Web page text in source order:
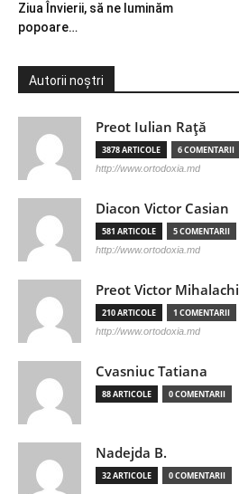
Ziua Învierii, să ne luminăm
popoare…
Autorii noștri
Preot Iulian Raţă
3878 ARTICOLE 6 COMENTARII
http://www.ortodoxia.md
Diacon Victor Casian
581 ARTICOLE 5 COMENTARII
http://www.ortodoxia.md
Preot Victor Mihalachi
210 ARTICOLE 1 COMENTARII
http://www.ortodoxia.md
Cvasniuc Tatiana
88 ARTICOLE 0 COMENTARII
Nadejda B.
32 ARTICOLE 0 COMENTARII